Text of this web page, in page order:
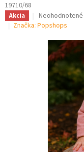
19710/68
Akcia
Priemerné
hodnotenie
hviezdičiek.
Neohodnotené
Značka: Popshops